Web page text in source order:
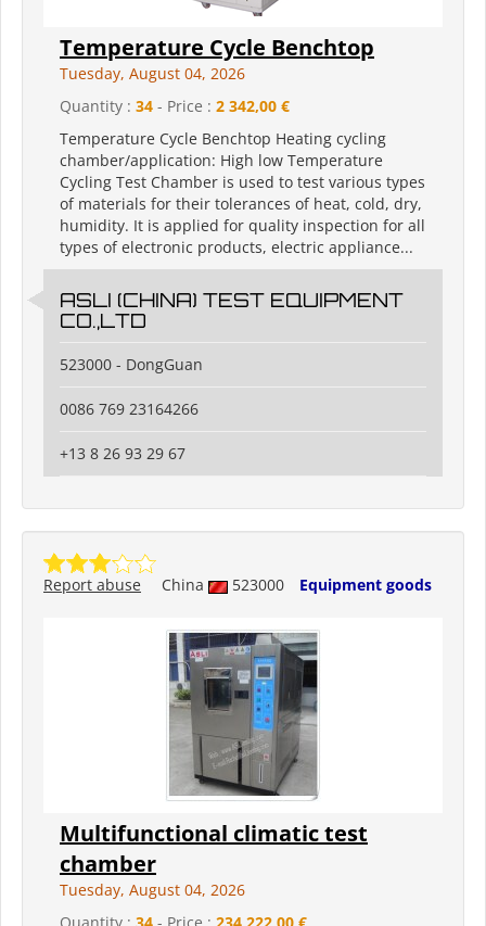
Temperature Cycle Benchtop
Tuesday, August 04, 2026
Quantity : 34 - Price : 2 342,00 €
Temperature Cycle Benchtop Heating cycling
chamber/application: High low Temperature
Cycling Test Chamber is used to test various types
of materials for their tolerances of heat, cold, dry,
humidity. It is applied for quality inspection for all
types of electronic products, electric appliance...
ASLI (CHINA) TEST EQUIPMENT
CO.,LTD
523000 - DongGuan
0086 769 23164266
+13 8 26 93 29 67
China 523000 Equipment goods
Report abuse
Multifunctional climatic test
chamber
Tuesday, August 04, 2026